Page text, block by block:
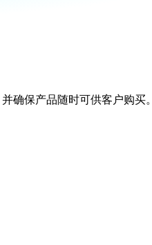
确保产品随时可供客户购买。